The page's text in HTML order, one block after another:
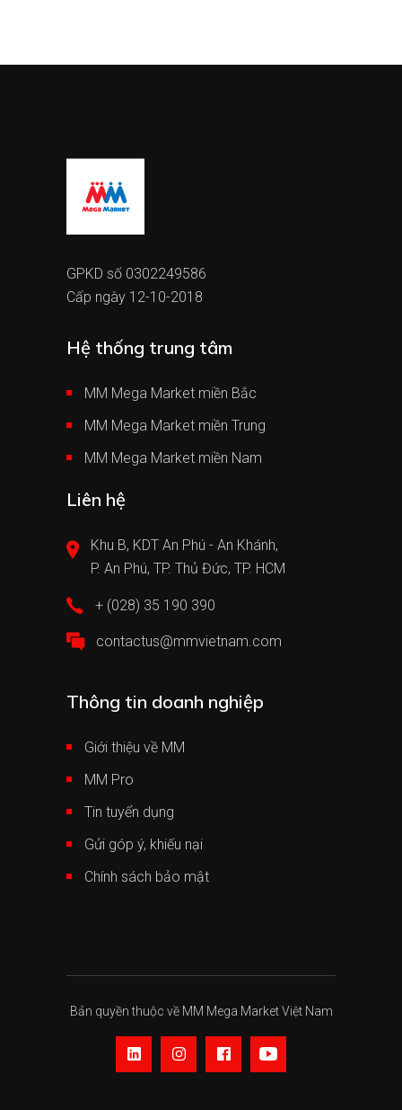
GPKD số 0302249586
Cấp ngày 12-10-2018
Hệ thống trung tâm
MM Mega Market miền Bắc
MM Mega Market miền Trung
MM Mega Market miền Nam
Liên hệ
Khu B, KDT An Phú - An Khánh,
P. An Phú, TP. Thủ Đức, TP. HCM
+ (028) 35 190 390
contactus@mmvietnam.com
Thông tin doanh nghiệp
Giới thiệu về MM
MM Pro
Tin tuyển dụng
Gửi góp ý, khiếu nại
Chính sách bảo mật
Bản quyền thuộc về MM Mega Market Việt Nam